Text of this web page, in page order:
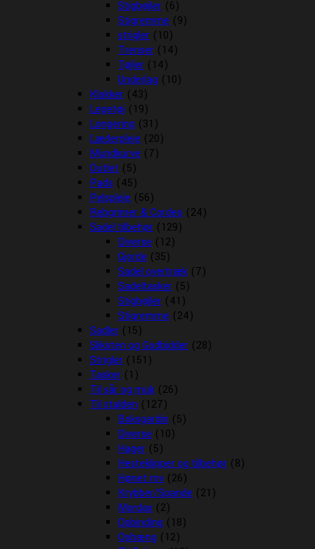
Stigbøjler (6)
Stigremme (9)
strigler (10)
Trenser (14)
Tøjler (14)
Underlag (10)
Klokker (43)
Legetøj (19)
Longering (31)
Læderpleje (20)
Mundkurve (7)
Outlet (5)
Pads (45)
Pelspleje (56)
Rebgrimer & Cordeo (24)
Sadel tilbehør (129)
Diverse (12)
Gjorde (35)
Sadel overtræk (7)
Sadeltasker (5)
Stigbøjler (41)
Stigremme (24)
Sadler (15)
Sliksten og Godbidder (28)
Strigler (151)
Tasker (1)
Til sår og muk (26)
Til stalden (127)
Boksgardin (5)
Diverse (10)
Hager (5)
Hesteklipper og tilbehør (8)
Hønet mv (26)
Krybber/Spande (21)
Mordax (2)
Opbinding (18)
Ophæng (12)